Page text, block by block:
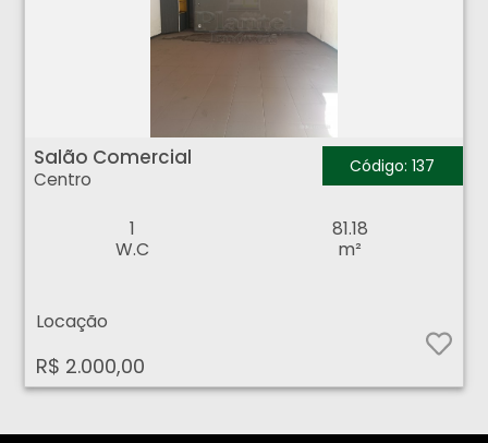
Salão Comercial
Centro
Código: 137
1
W.C
81.18
m²
Locação
R$ 2.000,00